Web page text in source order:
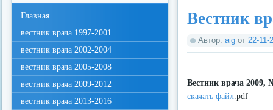
Вестник
Автор: aig от 22-11-
Вестник врача 2009,
скачать файл .pdf
Главная
вестник врача 1997-2001
вестник врача 2002-2004
вестник врача 2005-2008
вестник врача 2009-2012
вестник врача 2013-2016